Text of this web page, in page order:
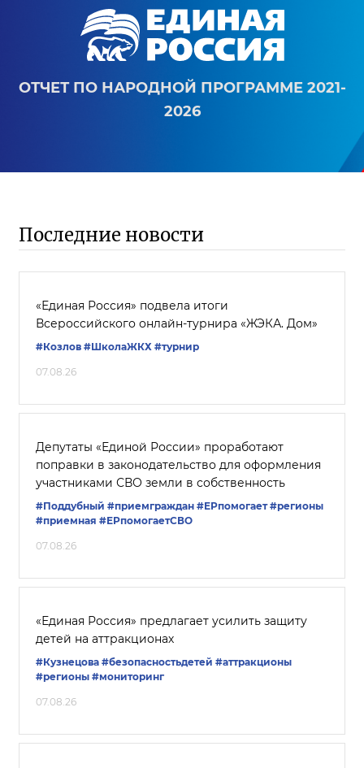
ОТЧЕТ ПО НАРОДНОЙ ПРОГРАММЕ 2021-
2026
Последние новости
«Единая Россия» подвела итоги
Всероссийского онлайн-турнира «ЖЭКА. Дом»
#Козлов #ШколаЖКХ #турнир
07.08.26
Депутаты «Единой России» проработают
поправки в законодательство для оформления
участниками СВО земли в собственность
#Поддубный #приемграждан #ЕРпомогает #регионы
#приемная #ЕРпомогаетСВО
07.08.26
«Единая Россия» предлагает усилить защиту
детей на аттракционах
#Кузнецова #безопасностьдетей #аттракционы
#регионы #мониторинг
07.08.26